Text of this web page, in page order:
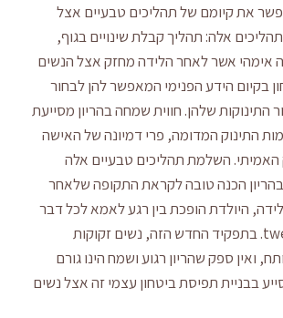
את קיומם של תהליכים טבעיים אצל
אלה: תהליך קבלת שינויים בגוף,
אימהי אשר לאחר הלידה מחזק אצל הנשים
בקיום הידע הפנימי המאפשר להן לבחור
התינוקות שלהן. חווית שמחה בהריון מסייעת
התינוק המדומה, פרי דמיונה של האישה
האמיתי. השלמת תהליכים טבעיים אלה
הכנה טובה לקראת התקופה שלאחר
היולדת הופכת בין רגע לאמא לכל דבר
twenty four seven. בתפקיד החדש הזה, נשים זקוקות
ואין ספק שהריון רגוע ושמח הינו גורם
בבניית תפיסת ביטחון עצמי זה אצל נשים